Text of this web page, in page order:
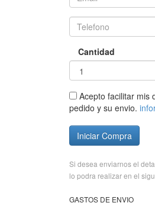
Cantidad
Acepto facilitar mis
pedido y su envio.
Iniciar Compra
Si desea enviarnos el
lo podra realizar en el
GASTOS DE ENVIO